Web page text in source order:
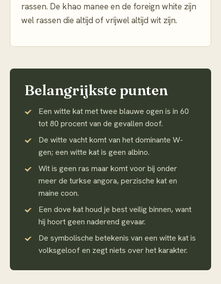
rassen. De khao manee en de foreign white zijn
wel rassen die altijd of vrijwel altijd wit zijn.
Belangrijkste punten
Een witte kat met twee blauwe ogen is in 60
tot 80 procent van de gevallen doof.
De witte vacht komt van het dominante W-
gen; een witte kat is geen albino.
Wit is geen ras maar komt voor bij onder
meer de turkse angora, perzische kat en
maine coon.
Een dove kat houd je best veilig binnen, want
hij hoort geen naderend gevaar.
De symbolische betekenis van een witte kat is
volksgeloof en zegt niets over het karakter.